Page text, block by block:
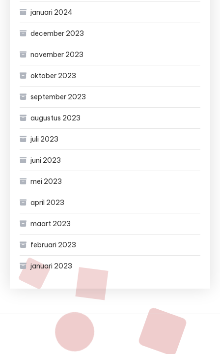
januari 2024
december 2023
november 2023
oktober 2023
september 2023
augustus 2023
juli 2023
juni 2023
mei 2023
april 2023
maart 2023
februari 2023
januari 2023